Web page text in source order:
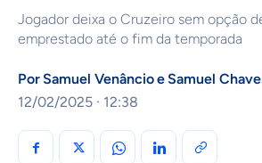
Jogador deixa o Cruzeiro sem opção
emprestado até o fim da temporada
Por Samuel Venâncioe Samuel
12/02/2025 · 12:38